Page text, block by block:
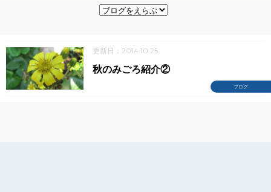
更新日：2014.10.25
ブログ
秋のみごろ紹介②